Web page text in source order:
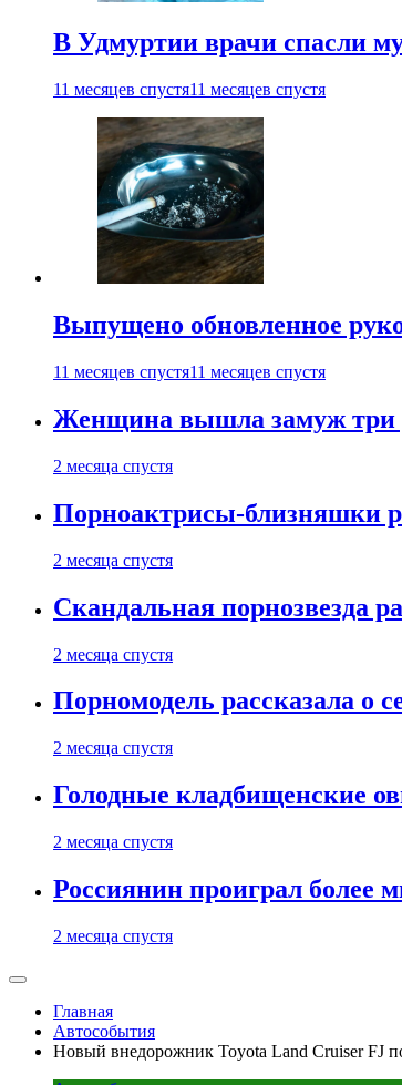
В Удмуртии врачи спасли
11 месяцев спустя11 месяцев спустя
Выпущено обновленное
11 месяцев спустя11 месяцев спустя
Женщина вышла замуж три
2 месяца спустя
Порноактрисы-близняшки
2 месяца спустя
Скандальная порнозвезда
2 месяца спустя
Порномодель рассказала о
2 месяца спустя
Голодные кладбищенские
2 месяца спустя
Россиянин проиграл более
2 месяца спустя
Главная
Автособытия
Новый внедорожник Toyota Land Cruiser FJ